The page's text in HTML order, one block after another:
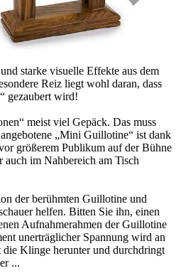
starke visuelle Effekte aus dem
Reiz liegt wohl daran, dass
gezaubert wird!
meist viel Gepäck. Das muss
„Mini Guillotine“ ist dank
größerem Publikum auf der Bühne
auch im Nahbereich am Tisch
der berühmten Guillotine und
helfen. Bitten Sie ihn, einen
Aufnahmerahmen der Guillotine
unerträglicher Spannung wird an
Klinge herunter und durchdringt
...